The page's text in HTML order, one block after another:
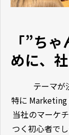
「”ち
めに、
テーマが
特に Marketing
当社のマーケ
つく初心者で